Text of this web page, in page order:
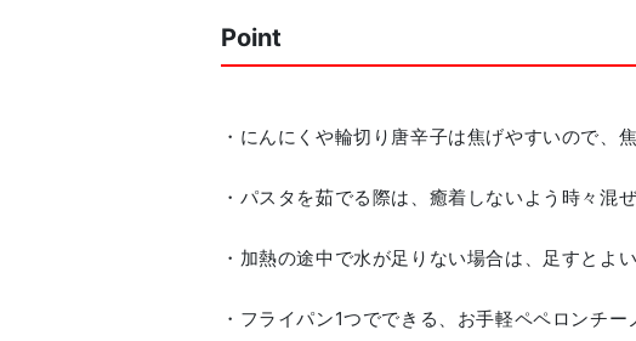
Point
・にんにくや輪切り唐辛子は焦げやすいので、
・パスタを茹でる際は、癒着しないよう時々混ぜ
・加熱の途中で水が足りない場合は、足すとよい